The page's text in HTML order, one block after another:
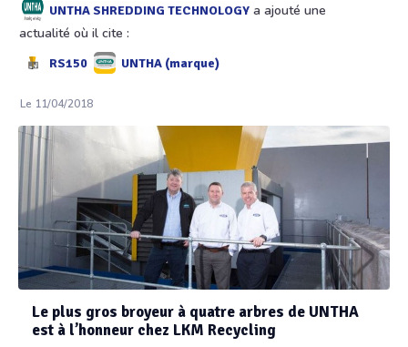
UNTHA SHREDDING TECHNOLOGY a ajouté une
actualité où il cite :
RS150 UNTHA (marque)
Le 11/04/2018
Le plus gros broyeur à quatre arbres de UNTHA
est à l’honneur chez LKM Recycling